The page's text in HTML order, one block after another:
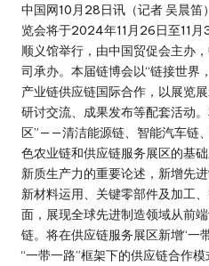
中国网10月28日讯（记者 吴晨
览会将于2024年11月26日至11
顺义馆举行，由中国贸促会主办
司承办。本届链博会以“链接世界
产业链供应链国际合作，以展览
研讨交流、成果发布等配套活动
区”­­——清洁能源链、智能汽车链
色农业链和供应链服务展区的基
新质生产力的重要论述，新增先
新材料运用、关键零部件及加工
面，展现全球先进制造领域从前
链。将在供应链服务展区新增“一
“一带一路”框架下的供应链合作